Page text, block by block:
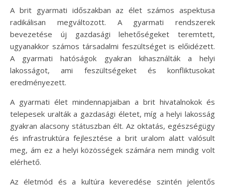
A brit gyarmati időszakban az élet számos aspektusa
radikálisan megváltozott. A gyarmati rendszerek
bevezetése új gazdasági lehetőségeket teremtett,
ugyanakkor számos társadalmi feszültséget is előidézett.
A gyarmati hatóságok gyakran kihasználták a helyi
lakosságot, ami feszültségeket és konfliktusokat
eredményezett.
A gyarmati élet mindennapjaiban a brit hivatalnokok és
telepesek uralták a gazdasági életet, míg a helyi lakosság
gyakran alacsony státuszban élt. Az oktatás, egészségügy
és infrastruktúra fejlesztése a brit uralom alatt valósult
meg, ám ez a helyi közösségek számára nem mindig volt
elérhető.
Az életmód és a kultúra keveredése szintén jelentős